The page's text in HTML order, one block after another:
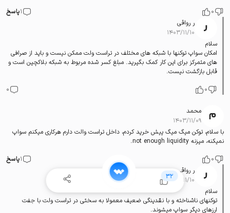
32
0
1پاسخ
ر رواقی
۱۴۰۳/۱۱/۱۰
سلام
امکان سواپ توکنها با شبکه های مختلف در تراست ولت ممکن نیست و باید از صرافی
های متمرکز برای این کار کمک بگیرید. مبلغ کسر شده مربوط به شبکه بلاکچین است و
قابل بازگشت نیست.
0
0
محمد
۱۴۰۳/۱۱/۰۹
با سلام، توکن میگ میگ پیش خرید کردم، داخل تراست والت دارم هرکاری میکنم سواپ
نمیکنه، میزنه not enough liquidity.
0
1پاسخ
ر رواقی
۱۴۰۳/۱۱/۱۰
سلام
توکنهای ناشناخته و با نقدینگی ضعیف معمولا به سختی در تراست ولت با جفت
ارزهای دیگر سواپ میشوند.